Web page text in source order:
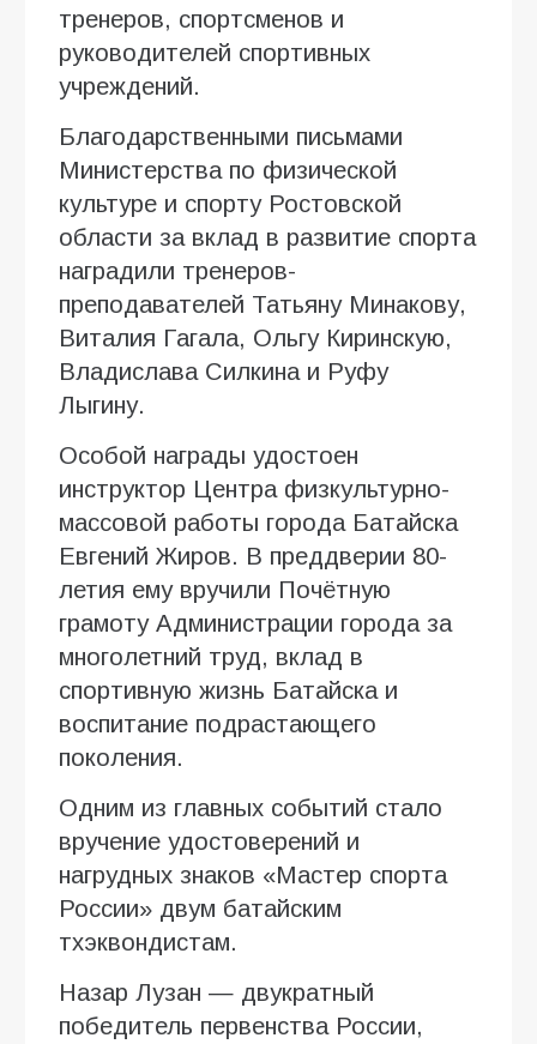
тренеров, спортсменов и
руководителей спортивных
учреждений.
Благодарственными письмами
Министерства по физической
культуре и спорту Ростовской
области за вклад в развитие спорта
наградили тренеров-
преподавателей Татьяну Минакову,
Виталия Гагала, Ольгу Киринскую,
Владислава Силкина и Руфу
Лыгину.
Особой награды удостоен
инструктор Центра физкультурно-
массовой работы города Батайска
Евгений Жиров. В преддверии 80-
летия ему вручили Почётную
грамоту Администрации города за
многолетний труд, вклад в
спортивную жизнь Батайска и
воспитание подрастающего
поколения.
Одним из главных событий стало
вручение удостоверений и
нагрудных знаков «Мастер спорта
России» двум батайским
тхэквондистам.
Назар Лузан — двукратный
победитель первенства России,